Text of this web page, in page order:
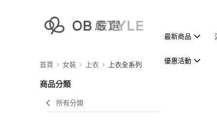
最新商品
優惠活動
首頁 女裝 上衣 上衣全系列
商品分類
所有分類